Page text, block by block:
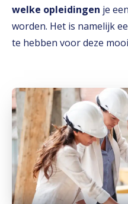
welke opleidingen je
worden. Het is namelijk
te hebben voor deze